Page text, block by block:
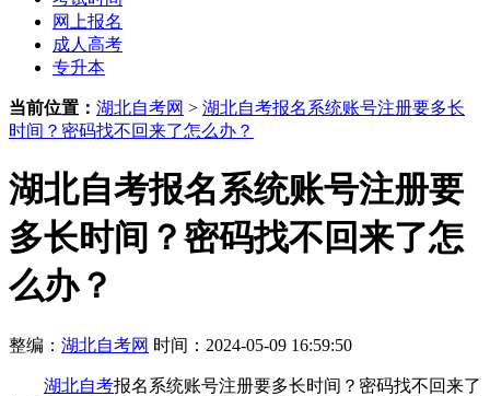
网上报名
成人高考
专升本
当前位置： 湖北自考网 > 湖北自考报名系统账号注册要多长
时间？密码找不回来了怎么办？
湖北自考报名系统账号注册要
多长时间？密码找不回来了怎
么办？
整编： 湖北自考网 时间：2024-05-09 16:59:50
湖北自考报名系统账号注册要多长时间？密码找不回来了